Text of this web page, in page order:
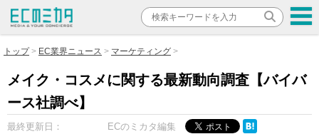
トップ EC業界ニュース マーケティング
メイク・コスメに関する最新動向調査【バイバ
ース社調べ】
最終更新日：
ECのミカタ編集